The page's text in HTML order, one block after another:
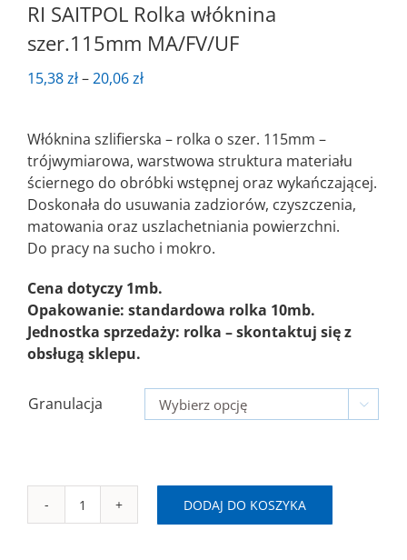
RI SAITPOL Rolka włóknina
szer.115mm MA/FV/UF
15,38zł–20,06złZakres
15,38 zł
do
20,06 zł
Włóknina szlifierska – rolka o szer. 115mm –
trójwymiarowa, warstwowa struktura materiału
ściernego do obróbki wstępnej oraz wykańczającej.
Doskonała do usuwania zadziorów, czyszczenia,
matowania oraz uszlachetniania powierzchni.
Do pracy na sucho i mokro.
Cena dotyczy 1mb.
Opakowanie: standardowa rolka 10mb.
Jednostka sprzedaży: rolka – skontaktuj się z
obsługą sklepu.
Granulacja 
ilość
DODAJ DO KOSZYKA